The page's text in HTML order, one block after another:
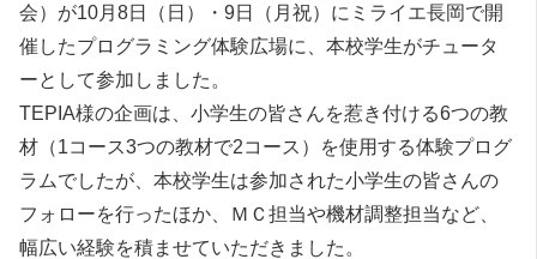
会）が10月8日（日）・9日（月祝）にミライエ長岡で開
催したプログラミング体験広場に、本校学生がチュータ
ーとして参加しました。
TEPIA様の企画は、小学生の皆さんを惹き付ける6つの教
材（1コース3つの教材で2コース）を使用する体験プログ
ラムでしたが、本校学生は参加された小学生の皆さんの
フォローを行ったほか、ＭＣ担当や機材調整担当など、
幅広い経験を積ませていただきました。